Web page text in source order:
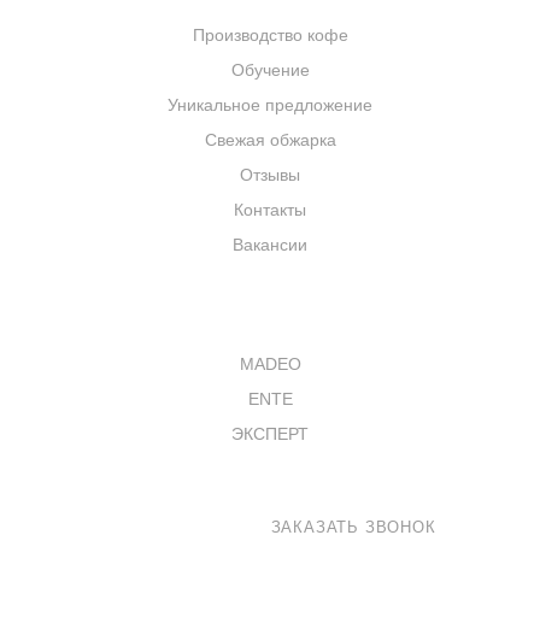
Производство кофе
Обучение
Уникальное предложение
Свежая обжарка
Отзывы
Контакты
Вакансии
MADEO
ENTE
ЭКСПЕРТ
ЗАКАЗАТЬ ЗВОНОК